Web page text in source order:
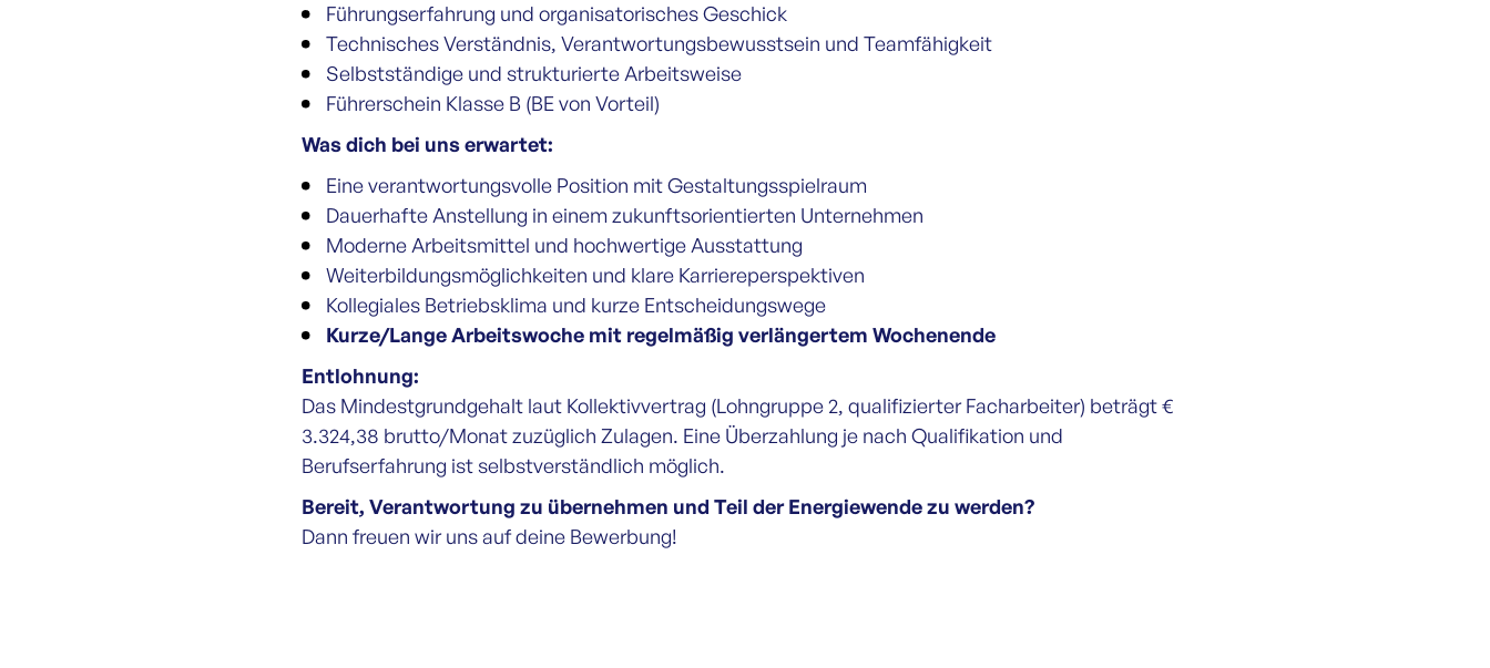
Führungserfahrung und organisatorisches Geschick
Technisches Verständnis, Verantwortungsbewusstsein und Teamfähigkeit
Selbstständige und strukturierte Arbeitsweise
Führerschein Klasse B (BE von Vorteil)
Was dich bei uns erwartet:
Eine verantwortungsvolle Position mit Gestaltungsspielraum
Dauerhafte Anstellung in einem zukunftsorientierten Unternehmen
Moderne Arbeitsmittel und hochwertige Ausstattung
Weiterbildungsmöglichkeiten und klare Karriereperspektiven
Kollegiales Betriebsklima und kurze Entscheidungswege
Kurze/Lange Arbeitswoche mit regelmäßig verlängertem Wochenende
Entlohnung:
Das Mindestgrundgehalt laut Kollektivvertrag (Lohngruppe 2, qualifizierter Facharbeiter) beträgt €
3.324,38 brutto/Monat zuzüglich Zulagen. Eine Überzahlung je nach Qualifikation und
Berufserfahrung ist selbstverständlich möglich.
Bereit, Verantwortung zu übernehmen und Teil der Energiewende zu werden?
Dann freuen wir uns auf deine Bewerbung!